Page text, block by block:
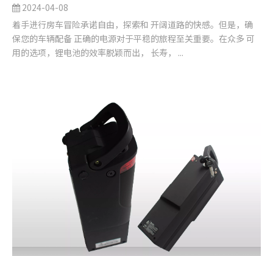
2024-04-08
着手进行房车冒险承诺自由，探索和 开阔道路的快感。但是，确
保您的车辆配备 正确的电源对于平稳的旅程至关重要。在众多 可
用的选项，锂电池的效率脱颖而出， 长寿， ...